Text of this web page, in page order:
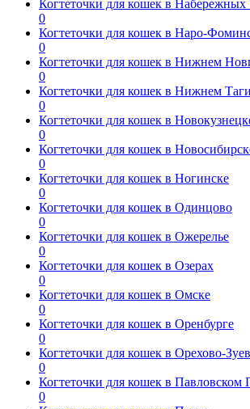
Когтеточки для кошек в Набережных
0
Когтеточки для кошек в Наро-
0
Когтеточки для кошек в Нижнем
0
Когтеточки для кошек в Нижнем
0
Когтеточки для кошек в
0
Когтеточки для кошек в
0
Когтеточки для кошек в Ногинске
0
Когтеточки для кошек в Одинцово
0
Когтеточки для кошек в Ожерелье
0
Когтеточки для кошек в Озерах
0
Когтеточки для кошек в Омске
0
Когтеточки для кошек в Оренбурге
0
Когтеточки для кошек в Орехово-
0
Когтеточки для кошек в Павловском
0